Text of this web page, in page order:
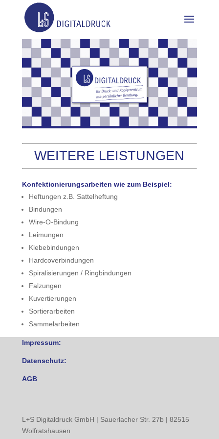
WEITERE LEISTUNGEN
Konfektionierungsarbeiten wie zum Beispiel:
Heftungen z.B. Sattelheftung
Bindungen
Wire-O-Bindung
Leimungen
Klebebindungen
Hardcoverbindungen
Spiralisierungen / Ringbindungen
Falzungen
Kuvertierungen
Sortierarbeiten
Sammelarbeiten
Impressum:
Datenschutz:
AGB
L+S Digitaldruck GmbH | Sauerlacher Str. 27b | 82515
Wolfratshausen